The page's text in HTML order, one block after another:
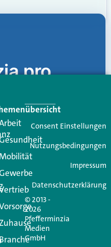
Alles, was
macht. Mit nur einem
© 2013 -
2026
Pfefferminzia
Medien
GmbH
Consent Einstellungen
Nutzungsbedingungen
Impressum
Datenschutzerklärung